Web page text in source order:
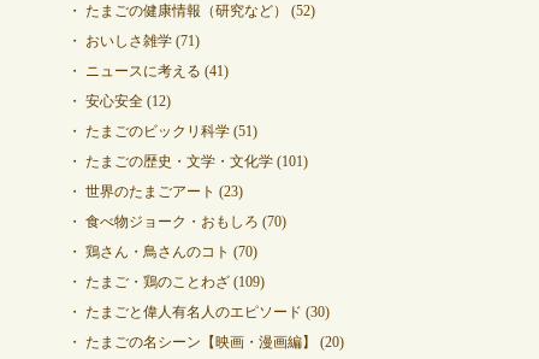
たまごの健康情報（研究など）
(52)
おいしさ雑学(71)
ニュースに考える (41)
安心安全(12)
たまごのビックリ科学(51)
たまごの歴史・文学・文化学(101)
世界のたまごアート (23)
食べ物ジョーク・おもしろ (70)
鶏さん・鳥さんのコト (70)
たまご・鶏のことわざ(109)
たまごと偉人有名人のエピソード (30)
たまごの名シーン【映画・漫画編】
(20)